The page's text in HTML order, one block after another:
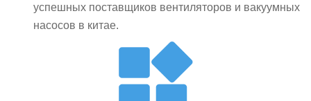
успешных поставщиков вентиляторов и вакуумных
насосов в китае.